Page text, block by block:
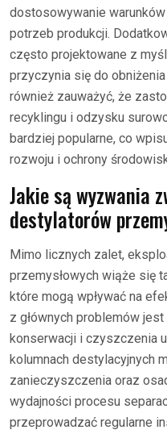
dostosowywanie
potrzeb produkcji.
często projektowane z
przyczynia się do
również zauważyć, że
recyklingu i odzysku
bardziej popularne, co
rozwoju i ochrony
Jakie są wyzwania
destylatorów
Mimo licznych zalet,
przemysłowych wiąże się
które mogą wpływać na
z głównych problemów
konserwacji i czyszczenia
kolumnach destylacyjnych
zanieczyszczenia oraz
wydajności procesu
przeprowadzać regularne